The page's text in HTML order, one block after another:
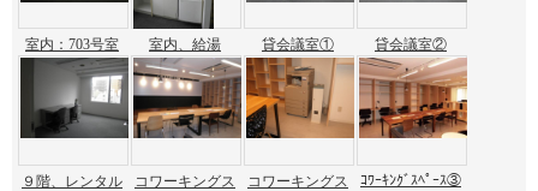
室内：703号室 室内、給湯 貸会議室① 貸会議室②
９階、レンタル
コワーキングス
コワーキングス
ｺﾜｰｷﾝｸﾞｽﾍﾟｰｽ③